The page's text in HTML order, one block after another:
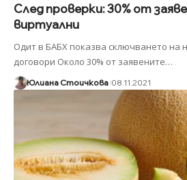
След проверки: 30% от
виртуални
Одит в БАБХ показва сключването на
договори Около 30% от заявените…
Юлиана Стоичкова 08.11.2021